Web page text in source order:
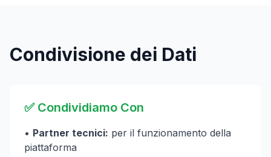
Condivisione dei Dati
✅ Condividiamo Con
• Partner tecnici: per il funzionamento della
piattaforma